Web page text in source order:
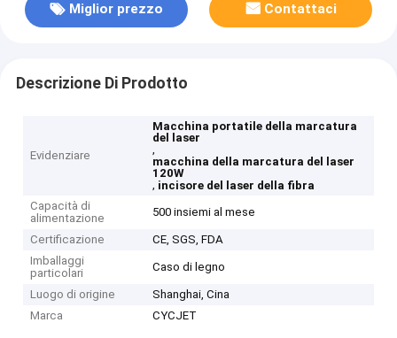
Miglior prezzo Contattaci
Descrizione Di Prodotto
Evidenziare
Macchina portatile della marcatura
del laser
,
macchina della marcatura del laser
120W
, incisore del laser della fibra
Capacità di
alimentazione
500 insiemi al mese
Certificazione
CE, SGS, FDA
Imballaggi
particolari
Caso di legno
Luogo di origine
Shanghai, Cina
Marca
CYCJET